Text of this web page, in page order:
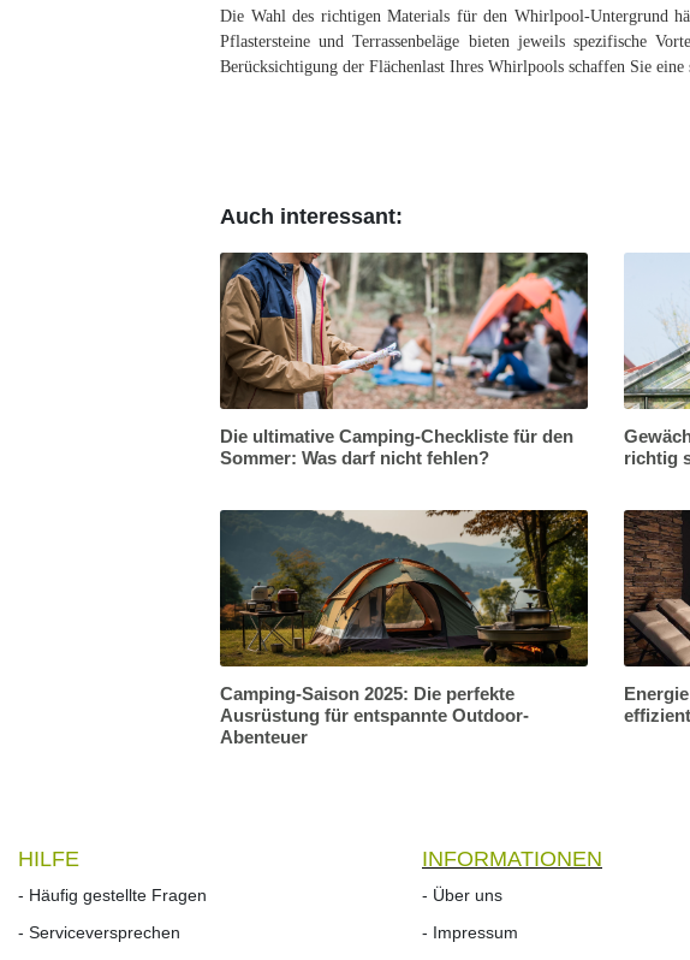
Die Wahl des richtigen Materials für den Whirlpool-Untergrund
Pflastersteine und Terrassenbeläge bieten jeweils spezifische
Berücksichtigung der Flächenlast Ihres Whirlpools schaffen Sie
Auch interessant:
Die ultimative Camping-Checkliste für den
Sommer: Was darf nicht fehlen?
richtig
Camping-Saison 2025: Die perfekte
Ausrüstung für entspannte Outdoor-
Abenteuer
HILFE
- Häufig gestellte Fragen
- Serviceversprechen
INFORMATIONEN
- Über uns
- Impressum